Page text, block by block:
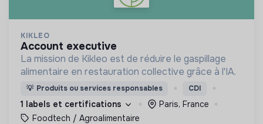
KIKLEO
account executive
La mission de Kikleo est de réduire le gaspillage
alimentaire en restauration collective grâce à l'IA.
💡 Produits ou services responsables CDI
1 labels et certifications
Paris, France
Foodtech / Agroalimentaire